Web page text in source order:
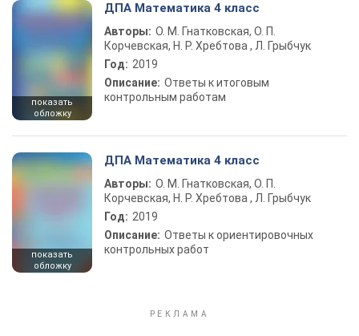
показать
обложку
ДПА Математика 4 класс
Авторы: О. М. Гнатковская, О. П.
Корчевская, Н. Р. Хребтова , Л. Грыбчук
Год: 2019
Описание: Ответы к итоговым
контрольным работам
показать
обложку
ДПА Математика 4 класс
Авторы: О. М. Гнатковская, О. П.
Корчевская, Н. Р. Хребтова , Л. Грыбчук
Год: 2019
Описание: Ответы к ориентировочных
контрольных работ